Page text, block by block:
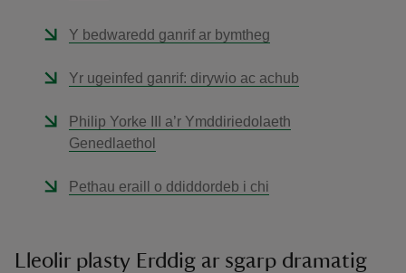
Y bedwaredd ganrif ar bymtheg
Yr ugeinfed ganrif: dirywio ac achub
Philip Yorke III a’r Ymddiriedolaeth
Genedlaethol
Pethau eraill o ddiddordeb i chi
Lleolir plasty Erddig ar sgarp dramatig